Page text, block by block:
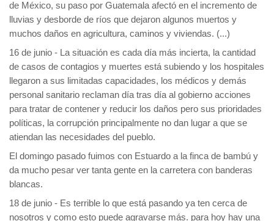
de México, su paso por Guatemala afectó en el incremento de
lluvias y desborde de ríos que dejaron algunos muertos y
muchos daños en agricultura, caminos y viviendas. (...)
16 de junio - La situación es cada día más incierta, la cantidad
de casos de contagios y muertes está subiendo y los hospitales
llegaron a sus limitadas capacidades, los médicos y demás
personal sanitario reclaman día tras día al gobierno acciones
para tratar de contener y reducir los daños pero sus prioridades
políticas, la corrupción principalmente no dan lugar a que se
atiendan las necesidades del pueblo.
El domingo pasado fuimos con Estuardo a la finca de bambú y
da mucho pesar ver tanta gente en la carretera con banderas
blancas.
18 de junio - Es terrible lo que está pasando ya ten cerca de
nosotros y como esto puede agravarse más. para hoy hay una